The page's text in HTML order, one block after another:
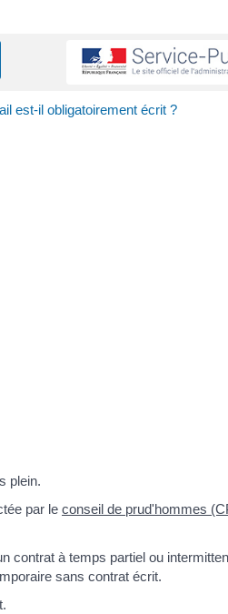
est-il obligatoirement écrit ?
plein.
par le conseil de prud'hommes
contrat à temps partiel ou
sans contrat écrit.